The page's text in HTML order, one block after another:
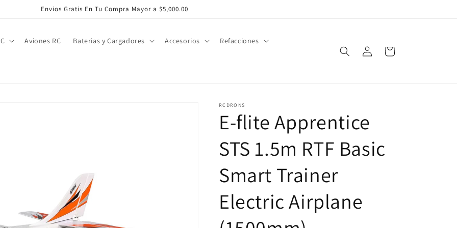
Envios Gratis En Tu Compra Mayor a $5,000.00
Aviones RC Baterias y Cargadores Accesorios Refacciones
Iniciar
sesión
Carrito
RCDRONS
E-flite Apprentice
STS 1.5m RTF Basic
Smart Trainer
Electric Airplane